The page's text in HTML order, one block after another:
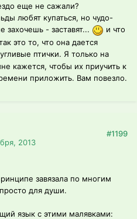
еще не сажали?
любят купаться, но чудо-
- заставят...
и что
это то, что она дается
птички. Я только на
кажется, чтобы их приучить к
приложить. Вам повезло.
2013
#1199
завязала по многим
для души.
язык с этими малявками: